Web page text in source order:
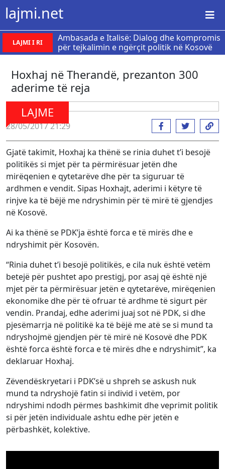
lajmi.net
LAJMI I RI
Ambasada e Italisë: Dialog dhe kompromis
për tejkalimin e ngërçit politik në Kosovë
Hoxhaj në Therandë, prezanton 300
aderime të reja
LAJME
28/05/2017 21:29
Gjatë takimit, Hoxhaj ka thënë se rinia duhet t’i besojë
politikës si mjet për ta përmirësuar jetën dhe
mirëqenien e qytetarëve dhe për ta siguruar të
ardhmen e vendit. Sipas Hoxhajt, aderimi i këtyre të
rinjve ka të bëjë me ndryshimin për të mirë të gjendjes
në Kosovë.
Ai ka thënë se PDK’ja është forca e të mirës dhe e
ndryshimit për Kosovën.
“Rinia duhet t’i besojë politikës, e cila nuk është vetëm
betejë për pushtet apo prestigj, por asaj që është një
mjet për ta përmirësuar jetën e qytetarëve, mirëqenien
ekonomike dhe për të ofruar të ardhme të sigurt për
vendin. Prandaj, edhe aderimi juaj sot në PDK, si dhe
pjesëmarrja në politikë ka të bëjë me atë se si mund ta
ndryshojmë gjendjen për të mirë në Kosovë dhe PDK
është forca është forca e të mirës dhe e ndryshimit”, ka
deklaruar Hoxhaj.
Zëvendëskryetari i PDK’së u shpreh se askush nuk
mund ta ndryshojë fatin si individ i vetëm, por
ndryshimi ndodh përmes bashkimit dhe veprimit politik
si për jetën individuale ashtu edhe për jetën e
përbashkët, kolektive.